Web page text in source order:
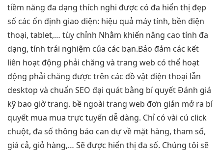
tiềm năng đa dạng thích nghi được có đa hiển thị đẹp
số các ổn định giao diện: hiệu quả máy tính, bền điện
thoại, tablet,… tùy chỉnh Nhằm khiến nâng cao tính đa
dạng, tính trải nghiệm của các bạn.Bảo đảm các kết
liên hoạt động phải chăng và trang web có thể hoạt
động phải chăng được trên các đồ vật điện thoại lẫn
desktop và chuẩn SEO đại quát bằng bí quyết Đánh giá
kỹ bao giờ trang. bề ngoài trang web đơn giản mở ra bí
quyết mua mua trực tuyến dễ dàng. Chỉ có vài cú click
chuột, đa số thông báo can dự về mặt hàng, tham số,
giá cả, giỏ hàng,… Sẽ được hiển thị đa số. Chúng tôi sẽ